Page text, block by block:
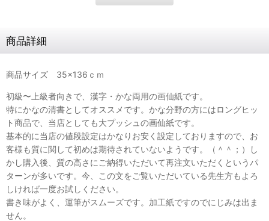
商品詳細
商品サイズ 35×136ｃｍ
初級〜上級者向きで、漢字・かな両用の画仙紙です。
特にかなの清書としてオススメです。かな分野の方にはロングヒッ
ト商品で、当店としても大プッシュの画仙紙です。
基本的に当店の値段設定はかなりお安く設定しておりますので、お
客様も質に関して初めは期待されていないようです。（＾＾；）し
かし購入後、質の高さにご納得いただいて再注文いただくというパ
ターンが多いです。今、この文をご覧いただいている先生方もよろ
しければ一度お試しください。
書き味がよく、運筆がスムーズです。加工紙ですのでにじみは出ま
せん。